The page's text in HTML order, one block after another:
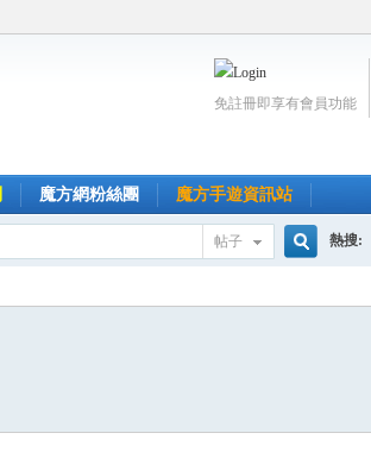
免註冊即享有會員功能
魔方網粉絲團 魔方手遊資訊站
帖子 熱搜: